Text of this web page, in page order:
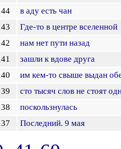
в аду есть чан
Где-то в центре вселенной
нам нет пути назад
зашли к вдове друга
им кем-то свыше выдан
сто тысяч слов не стоят
поскользнулась
Последний. 9 мая